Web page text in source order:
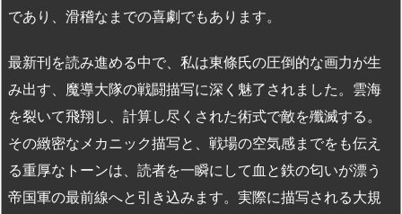
であり、滑稽なまでの喜劇でもあります。
最新刊を読み進める中で、私は東條氏の圧倒的な画力が生
み出す、魔導大隊の戦闘描写に深く魅了されました。雲海
を裂いて飛翔し、計算し尽くされた術式で敵を殲滅する。
その緻密なメカニック描写と、戦場の空気感までをも伝え
る重厚なトーンは、読者を一瞬にして血と鉄の匂いが漂う
帝国軍の最前線へと引き込みます。実際に描写される大規